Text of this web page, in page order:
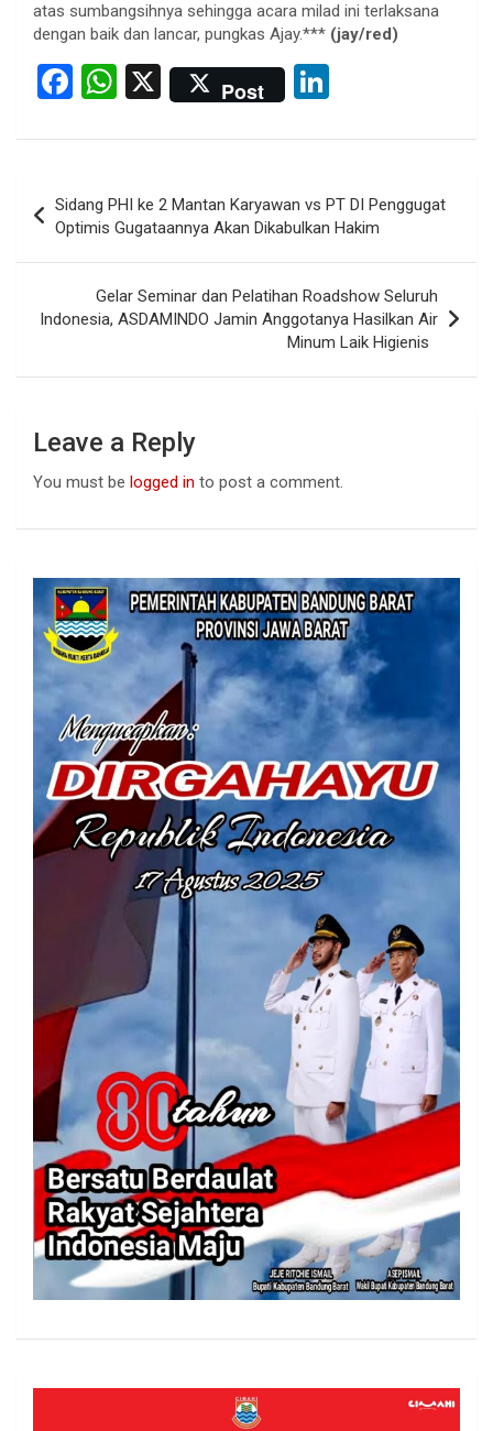
atas sumbangsihnya sehingga acara milad ini terlaksana
dengan baik dan lancar, pungkas Ajay.*** (jay/red)
F
ce
b
o
o
W
at
s
A
p
p
X Post
ke
dI
n
navigation
Sidang PHI ke 2 Mantan Karyawan vs PT DI Penggugat
Optimis Gugataannya Akan Dikabulkan Hakim
Gelar Seminar dan Pelatihan Roadshow Seluruh
Indonesia, ASDAMINDO Jamin Anggotanya Hasilkan Air
Minum Laik Higienis
Leave a Reply
You must be logged in to post a comment.